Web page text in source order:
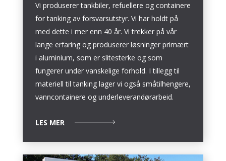
Vi produserer tankbiler, refuellere og containere
for tanking av forsvarsutstyr. Vi har holdt på
med dette i mer enn 40 år. Vi trekker på vår
lange erfaring og produserer løsninger primært
i aluminium, som er slitesterke og som
fungerer under vanskelige forhold. I tillegg til
materiell til tanking lager vi også småtilhengere,
vanncontainere og underleverandørarbeid.
LES MER